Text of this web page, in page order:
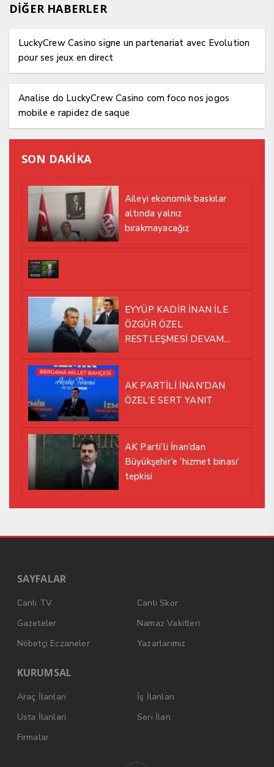
DİĞER HABERLER
LuckyCrew Casino signe un partenariat avec Evolution
pour ses jeux en direct
Analise do LuckyCrew Casino com foco nos jogos
mobile e rapidez de saque
SON DAKİKA
Aileyi ekonomik baskılar
altında yalnız
bırakmayacağız
EYYÜP KADİR İNAN İLE
ÖZGÜR ÖZEL
RESTLEŞMESİ DEVAM
AK PARTİLİ İNAN’DAN
ÖZEL’E SERT YANIT
AK Parti’li İnan’dan
Büyükşehir’e ‘hizmet binası’
tepkisi
SAYFALAR
Canlı TV
Canlı Skor
Gazeteler
Namaz Vakitleri
Nöbetçi Eczaneler
Yazarlarımız
KURUMSAL
Araç İlanları
İş İlanları
Usta İlanları
Seri İlan
Firmalar